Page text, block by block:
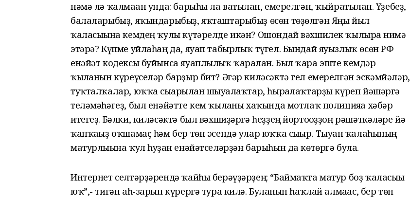
нәмә лә ҡалмаған унда: барыһы ла ватылған, емерелгән, ҡыйратылған. Үҙебеҙ,
балаларыбыҙ, яҡындарыбыҙ, яҡташтарыбыҙ өсөн төҙөлгән Яңы йыл
ҡаласығына кемдең ҡулы күтәрелде икән? Ошондай вәхшилек ҡылырға нимә
этәрә? Күпме уйлаһаң да, яуап табырлыҡ түгел. Бындай яуызлыҡ өсөн РФ
енәйәт кодексы буйынса яуаплылыҡ ҡаралған. Был ҡара эште кемдәр
ҡылғанын күреүселәр барҙыр бит? Әгәр киләсәктә гел емерелгән эскәмйәләр,
туҡталҡалар, юҡҡа сығарылған шыуғалаҡтар, һырғалаҡтарҙы күреп йәшәргә
теләмәһәгеҙ, был енәйәтте кем ҡылғаны хаҡында мотлаҡ полицияға хәбәр
итегеҙ. Бәлки, киләсәктә был вәхшиҙәргә һеҙҙең йортоғоҙҙоң рәшәткәләре йә
ҡапҡағыҙ оҡшамаҫ һәм бер төн эсендә улар юҡҡа сығыр. Тыуған ҡалаһының
матурлығына ҡул һуҙған енәйәтселәрҙән барыһын да көтөргә була.
Интернет селтәрҙәрендә ҡайһы берәүҙәрҙең: “Баймаҡта матур боҙ ҡаласығы
юҡ”,- тигән аһ-зарын күрергә тура килә. Булғанын һаҡлай алмағас, бер төн